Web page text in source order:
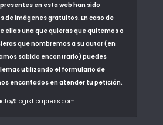
en esta web han sido
de imágenes gratuitos. En caso de
ellas una que quieras que quitemos o
que nombremos a su autor (en
sabido encontrarlo) puedes
utilizando el formulario de
encantados en atender tu petición.